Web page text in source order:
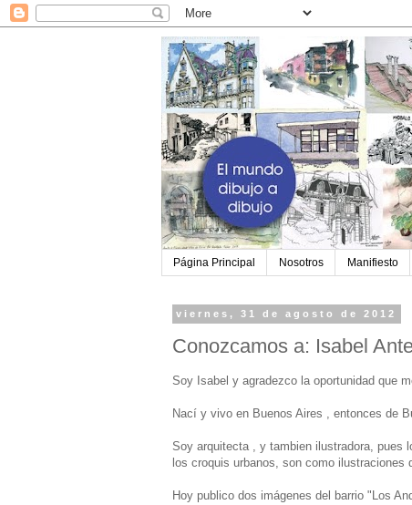
Página Principal Nosotros Manifiesto
viernes, 31 de agosto de 2012
Conozcamos a: Isabel
Soy Isabel y agradezco la oportunidad que
Nací y vivo en Buenos Aires , entonces de
Soy arquitecta , y tambien ilustradora, pues
los croquis urbanos, son como ilustraciones
Hoy publico dos imágenes del barrio "Los